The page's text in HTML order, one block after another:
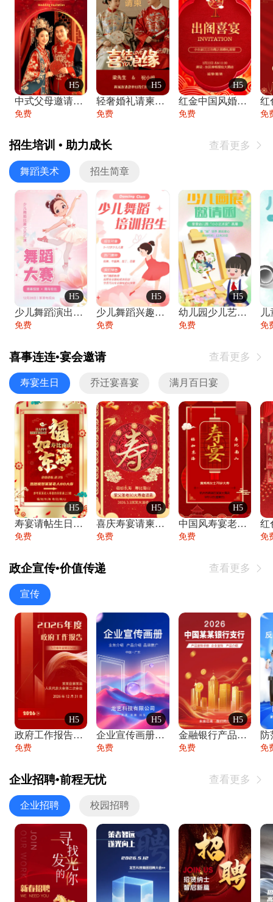
H5
中式父母邀请函婚礼结婚请柬请贴父母邀请方
免费
H5
轻奢婚礼请柬婚礼邀请函结婚照请帖
免费
H5
红金中国风婚礼请柬出阁喜宴嫁女请帖出阁宴
免费 免
招生培训 • 助力成长 查看更多 
舞蹈美术 招生简章
H5
少儿舞蹈演出舞蹈比赛跳舞大赛文艺汇演活动
免费
H5
少儿舞蹈兴趣班艺术培训学校招生宣传
免费
H5
幼儿园少儿艺术展览绘画展摄影作品展美术展
免费 免
喜事连连•宴会邀请 查看更多 
寿宴生日 乔迁宴喜宴 满月百日宴
H5
寿宴请帖生日宴邀请函老人寿星生日快乐祝寿
免费
H5
喜庆寿宴请柬老人生日宴会邀请函请柬过大寿
免费
H5
中国风寿宴老人生日宴会邀请函寿宴请帖请柬
免费 免
政企宣传•价值传递 查看更多 
宣传
H5
政府工作报告政府年终工作总结
免费
H5
企业宣传画册公司简介产品介绍业务宣传手册
免费
H5
金融银行产品宣传手册企业宣传产品介绍
免费
防
免
企业招聘•前程无忧 查看更多 
企业招聘 校园招聘